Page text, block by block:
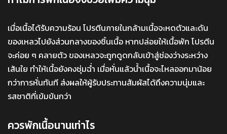
เมื่อเนื้อได้รับความร้อน โปรตีนภายในกล้ามเนื้อจะหดตัวและดัน
ของเหลวไปยังส่วนกลางของชิ้นเนื้อ หากปล่อยให้เนื้อพัก โปรตีน
จะค่อย ๆ คลายตัว ของเหลวจะถูกดูดกลับเข้าสู่ช่องว่างระหว่าง
เส้นใย ทำให้เนื้อยังคงชุ่มฉ่ำ เมื่อหั่นแล้วน้ำเนื้อจะไหลออกมาน้อย
กว่าการหั่นทันที ส่งผลให้ผู้รับประทานสัมผัสได้ถึงความนุ่มและ
รสชาติที่เข้มข้นกว่า
ควรพักเนื้อนานเท่าไร